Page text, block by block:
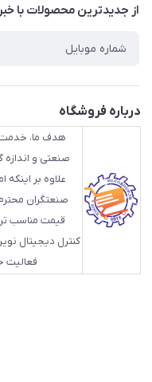
تماس با ما
از جدید‌ترین محصولات با‌
درباره فروشگاه
هدف ما، خدمت
صنعتی و
علاوه بر
صنعتگران
قیمت مناسب تر
کنترل دیجیتال
فعالیت خود را